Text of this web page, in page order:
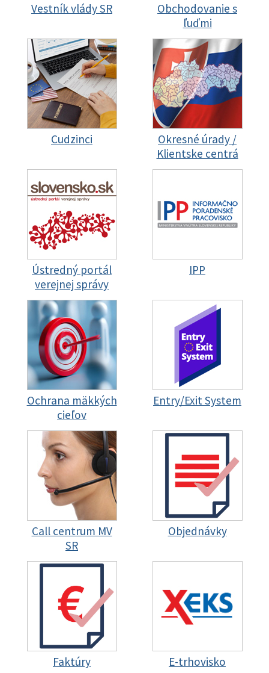
Vestník vlády SR
Obchodovanie s
ľuďmi
Cudzinci
Okresné úrady /
Klientske centrá
Ústredný portál
verejnej správy
IPP
Ochrana mäkkých
cieľov
Entry/Exit System
Call centrum MV
SR
Objednávky
Faktúry E-trhovisko